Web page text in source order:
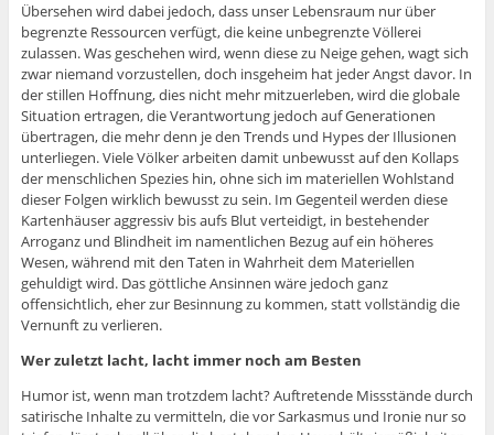
Übersehen wird dabei jedoch, dass unser Lebensraum nur über
begrenzte Ressourcen verfügt, die keine unbegrenzte Völlerei
zulassen. Was geschehen wird, wenn diese zu Neige gehen, wagt sich
zwar niemand vorzustellen, doch insgeheim hat jeder Angst davor. In
der stillen Hoffnung, dies nicht mehr mitzuerleben, wird die globale
Situation ertragen, die Verantwortung jedoch auf Generationen
übertragen, die mehr denn je den Trends und Hypes der Illusionen
unterliegen. Viele Völker arbeiten damit unbewusst auf den Kollaps
der menschlichen Spezies hin, ohne sich im materiellen Wohlstand
dieser Folgen wirklich bewusst zu sein. Im Gegenteil werden diese
Kartenhäuser aggressiv bis aufs Blut verteidigt, in bestehender
Arroganz und Blindheit im namentlichen Bezug auf ein höheres
Wesen, während mit den Taten in Wahrheit dem Materiellen
gehuldigt wird. Das göttliche Ansinnen wäre jedoch ganz
offensichtlich, eher zur Besinnung zu kommen, statt vollständig die
Vernunft zu verlieren.
Wer zuletzt lacht, lacht immer noch am Besten
Humor ist, wenn man trotzdem lacht? Auftretende Missstände durch
satirische Inhalte zu vermitteln, die vor Sarkasmus und Ironie nur so